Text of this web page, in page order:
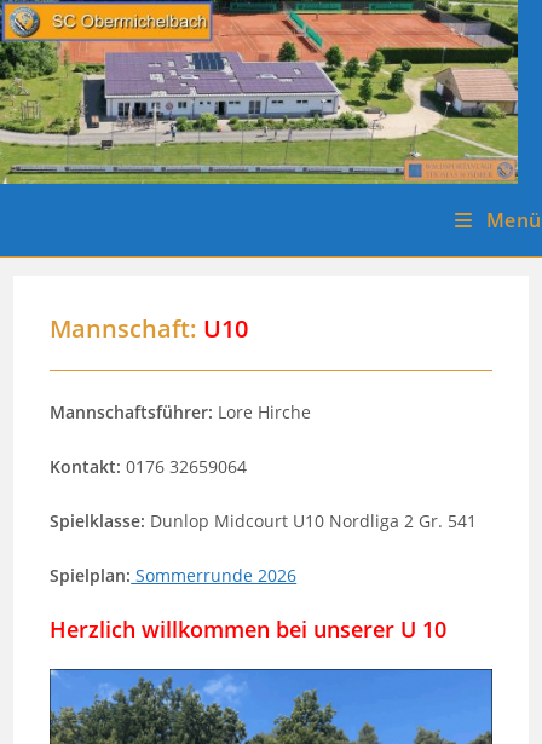
Zum
Inhalt
springen
Menü
Mannschaft: U10
Mannschaftsführer: Lore Hirche
Kontakt: 0176 32659064
Spielklasse: Dunlop Midcourt U10 Nordliga 2 Gr. 541
Spielplan: Sommerrunde 2026
Herzlich willkommen bei unserer U 10